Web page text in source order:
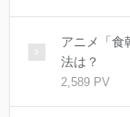
アニメ「食
法は？
2,589 PV